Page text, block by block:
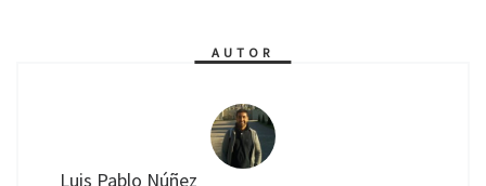
AUTOR
Luis Pablo Núñez